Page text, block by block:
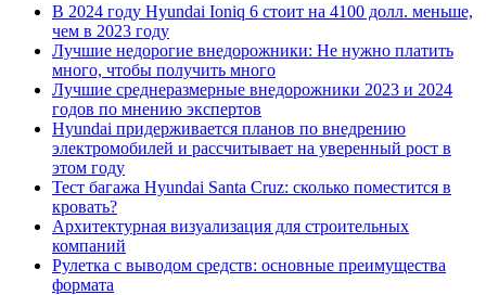
В 2024 году Hyundai Ioniq 6 стоит на 4100 долл. меньше,
чем в 2023 году
Лучшие недорогие внедорожники: Не нужно платить
много, чтобы получить много
Лучшие среднеразмерные внедорожники 2023 и 2024
годов по мнению экспертов
Hyundai придерживается планов по внедрению
электромобилей и рассчитывает на уверенный рост в
этом году
Тест багажа Hyundai Santa Cruz: сколько поместится в
кровать?
Архитектурная визуализация для строительных
компаний
Рулетка с выводом средств: основные преимущества
формата